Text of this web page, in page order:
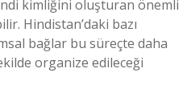
kimliğini oluşturan önemli
Hindistan’daki bazı
bağlar bu süreçte daha
organize edileceği